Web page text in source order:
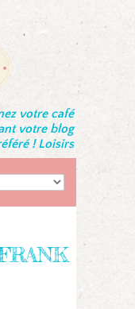
votre café
votre blog
! Loisirs